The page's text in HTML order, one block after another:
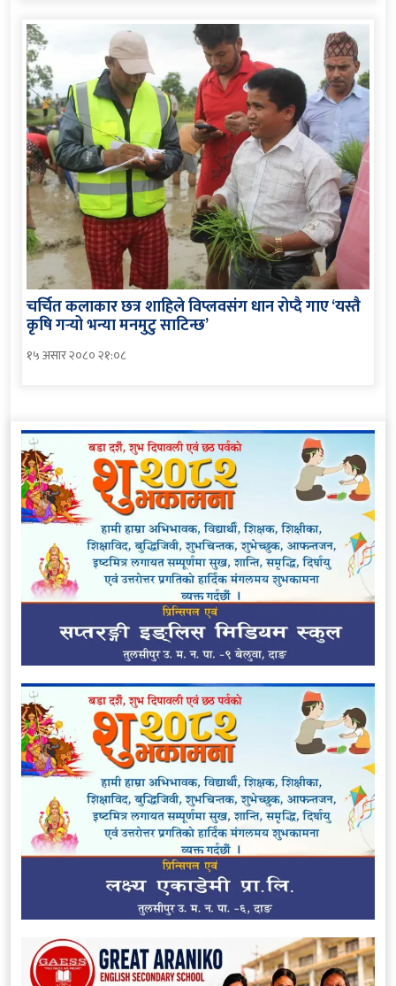
चर्चित कलाकार छत्र शाहिले विप्लवसंग धान रोप्दै गाए ‘यस्तै
कृषि गर्‍यो भन्या मनमुटु साटिन्छ’
१५ असार २०८० २१:०८